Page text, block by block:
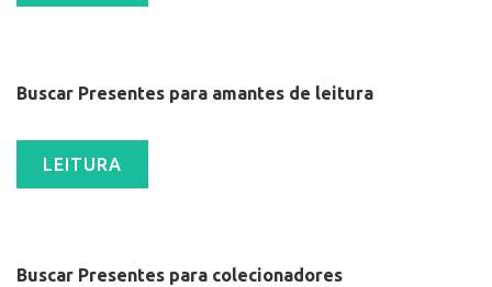
Buscar Presentes para amantes de leitura
Buscar Presentes para colecionadores